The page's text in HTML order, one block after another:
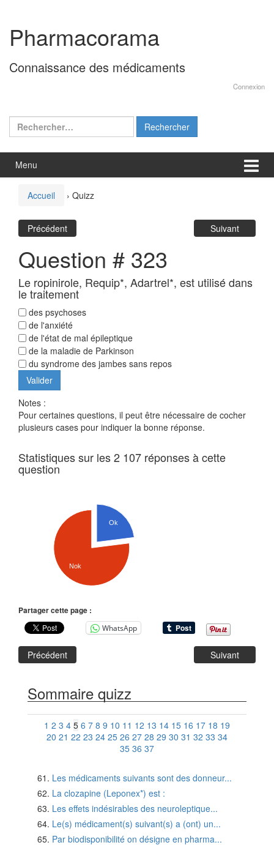
contenu
menu
principal
Pharmacorama
Connaissance des médicaments
Connexion
Rechercher :
Menu
Accueil › Quizz
Précédent Suivant
Question # 323
Le ropinirole, Requip*, Adartrel*, est utilisé dans
le traitement
des psychoses
de l'anxiété
de l'état de mal épileptique
de la maladie de Parkinson
du syndrome des jambes sans repos
Notes :
Pour certaines questions, il peut être nécessaire de cocher
plusieurs cases pour indiquer la bonne réponse.
Statistiques sur les 2 107 réponses à cette
question
Ok
Nok
Partager cette page :
WhatsApp
Précédent Suivant
Sommaire quizz
1 2 3 4 5 6 7 8 9 10 11 12 13 14 15 16 17 18 19
20 21 22 23 24 25 26 27 28 29 30 31 32 33 34
35 36 37
Les médicaments suivants sont des donneur...
La clozapine (Leponex*) est :
Les effets indésirables des neuroleptique...
Le(s) médicament(s) suivant(s) a (ont) un...
Par biodisponibilité on désigne en pharma...